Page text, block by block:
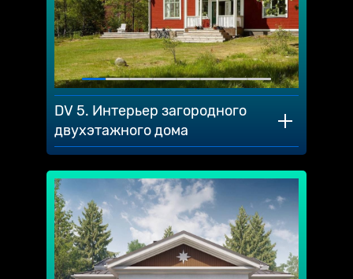
DV 5. Интерьер загородного
двухэтажного дома